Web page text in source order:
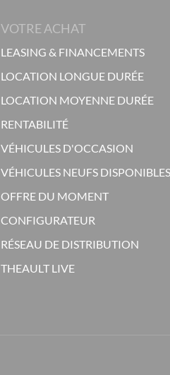
VOTRE ACHAT
LEASING & FINANCEMENTS
LOCATION LONGUE DURÉE
LOCATION MOYENNE DURÉE
RENTABILITÉ
VÉHICULES D'OCCASION
VÉHICULES NEUFS DISPONIBLES
OFFRE DU MOMENT
CONFIGURATEUR
RÉSEAU DE DISTRIBUTION
THEAULT LIVE